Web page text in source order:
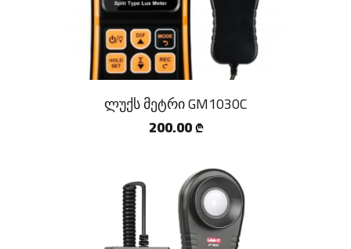
ლუქს მეტრი GM1030C
200.00 ₾